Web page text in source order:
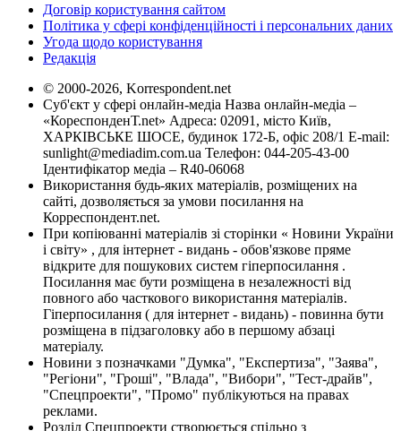
Договір користування сайтом
Політика у сфері конфіденційності і персональних даних
Угода щодо користування
Редакція
© 2000-2026, Korrespondent.net
Суб'єкт у сфері онлайн-медіа Назва онлайн-медіа –
«КореспонденТ.net» Адреса: 02091, місто Київ,
ХАРКІВСЬКЕ ШОСЕ, будинок 172-Б, офіс 208/1 E-mail:
sunlight@mediadim.com.ua Телефон: 044-205-43-00
Ідентифікатор медіа – R40-06068
Використання будь-яких матеріалів, розміщених на
сайті, дозволяється за умови посилання на
Корреспондент.net.
При копіюванні матеріалів зі сторінки « Новини України
і світу» , для інтернет - видань - обов'язкове пряме
відкрите для пошукових систем гіперпосилання .
Посилання має бути розміщена в незалежності від
повного або часткового використання матеріалів.
Гіперпосилання ( для інтернет - видань) - повинна бути
розміщена в підзаголовку або в першому абзаці
матеріалу.
Новини з позначками "Думка", "Експертиза", "Заява",
"Регіони", "Гроші", "Влада", "Вибори", "Тест-драйв",
"Спецпроекти", "Промо" публікуються на правах
реклами.
Розділ Спецпроекти створюється спільно з